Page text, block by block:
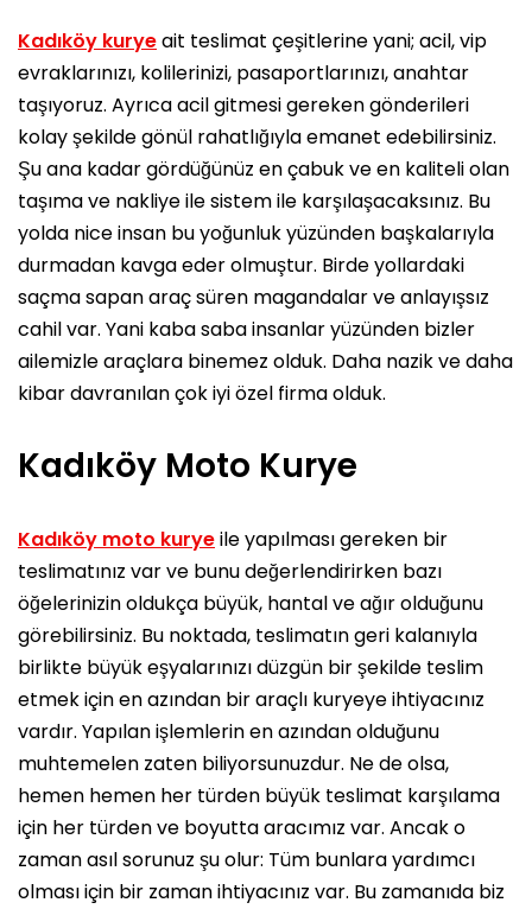
Kadıköy kuryeait teslimat çeşitlerine yani; acil, vip
evraklarınızı, kolilerinizi, pasaportlarınızı, anahtar
taşıyoruz. Ayrıca acil gitmesi gereken gönderileri
kolay şekilde gönül rahatlığıyla emanet edebilirsiniz.
Şu ana kadar gördüğünüz en çabuk ve en kaliteli olan
taşıma ve nakliye ile sistem ile karşılaşacaksınız. Bu
yolda nice insan bu yoğunluk yüzünden başkalarıyla
durmadan kavga eder olmuştur. Birde yollardaki
saçma sapan araç süren magandalar ve anlayışsız
cahil var. Yani kaba saba insanlar yüzünden bizler
ailemizle araçlara binemez olduk. Daha nazik ve daha
kibar davranılan çok iyi özel firma olduk.
Kadıköy Moto Kurye
Kadıköy moto kuryeile yapılması gereken bir
teslimatınız var ve bunu değerlendirirken bazı
öğelerinizin oldukça büyük, hantal ve ağır olduğunu
görebilirsiniz. Bu noktada, teslimatın geri kalanıyla
birlikte büyük eşyalarınızı düzgün bir şekilde teslim
etmek için en azından bir araçlı kuryeye ihtiyacınız
vardır. Yapılan işlemlerin en azından olduğunu
muhtemelen zaten biliyorsunuzdur. Ne de olsa,
hemen hemen her türden büyük teslimat karşılama
için her türden ve boyutta aracımız var. Ancak o
zaman asıl sorunuz şu olur: Tüm bunlara yardımcı
olması için bir zaman ihtiyacınız var. Bu zamanıda biz